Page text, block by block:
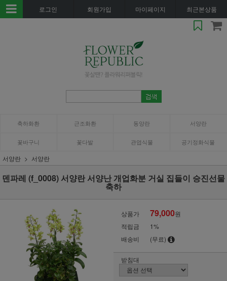
로그인 회원가입 마이페이지 최근본상품
축하화환 근조화환 동양란 서양란
꽃바구니 꽃다발 관엽식물 공기정화식물
서양란 서양란
덴파레 (f_0008) 서양란 서양난 개업화분 거실 집들이 승진선물
축하
상품가 79,000원
적립금
1%
배송비
(무료)
받침대